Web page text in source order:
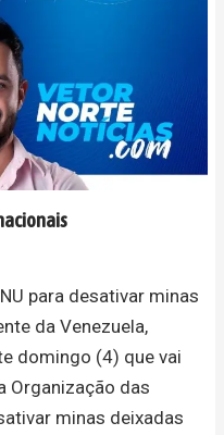
para desativar minas
da Venezuela,
domingo (4) que vai
Organização das
minas deixadas